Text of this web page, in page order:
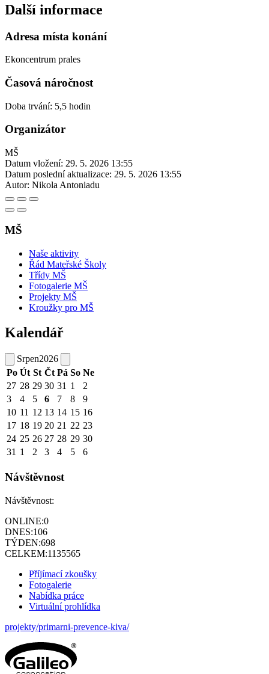
Další informace
Adresa místa konání
Ekoncentrum prales
Časová náročnost
Doba trvání: 5,5 hodin
Organizátor
MŠ
Datum vložení: 29. 5. 2026 13:55
Datum poslední aktualizace: 29. 5. 2026 13:55
Autor: Nikola Antoniadu
MŠ
Naše aktivity
Řád Mateřské Školy
Třídy MŠ
Fotogalerie MŠ
Projekty MŠ
Kroužky pro MŠ
Kalendář
Srpen2026
Po Út St Čt Pá So Ne
27 28 29 30 31 1
2
3
4 5 6 7 8
9
10 11 12 13 14 15 16
17 18 19 20 21 22 23
24 25 26 27 28 29 30
31 1 2 3 4 5 6
Návštěvnost
Návštěvnost:
ONLINE:0
DNES:106
TÝDEN:698
CELKEM:1135565
Příjímací zkoušky
Fotogalerie
Nabídka práce
Virtuální prohlídka
projekty/primarni-prevence-kiva/